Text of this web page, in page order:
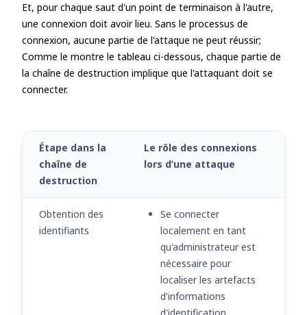
Et, pour chaque saut d'un point de terminaison à l'autre,
une connexion doit avoir lieu. Sans le processus de
connexion, aucune partie de l'attaque ne peut réussir;
Comme le montre le tableau ci-dessous, chaque partie de
la chaîne de destruction implique que l'attaquant doit se
connecter.
Étape dans la
chaîne de
destruction
Le rôle des connexions
lors d’une attaque
Obtention des
identifiants
Se connecter
localement en tant
qu'administrateur est
nécessaire pour
localiser les artefacts
d'informations